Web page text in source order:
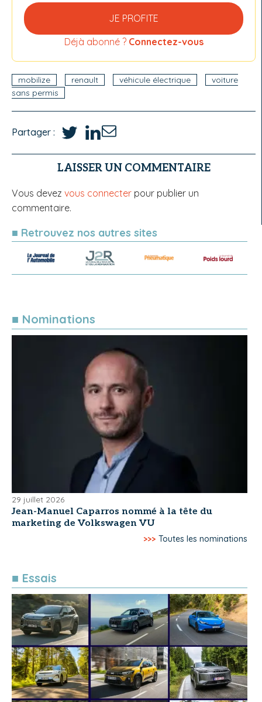
JE PROFITE
Déjà abonné ? Connectez-vous
mobilize renault véhicule électrique
voiture
sans permis
Partager :
LAISSER UN COMMENTAIRE
Vous devez vous connecter pour publier un
commentaire.
■ Retrouvez nos autres sites
■ Nominations
29 juillet 2026
Jean-Manuel Caparros nommé à la tête du
marketing de Volkswagen VU
>>> Toutes les nominations
■ Essais